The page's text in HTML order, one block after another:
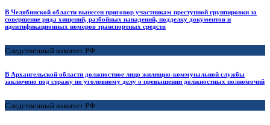
В Челябинской области вынесен приговор участникам преступной группировки за
совершение ряда хищений, разбойных нападений, подделку документов и
идентификационных номеров транспортных средств
Следственный комитет РФ
В Архангельской области должностное лицо жилищно-коммунальной службы
заключено под стражу по уголовному делу о превышении должностных полномочий
Следственный комитет РФ